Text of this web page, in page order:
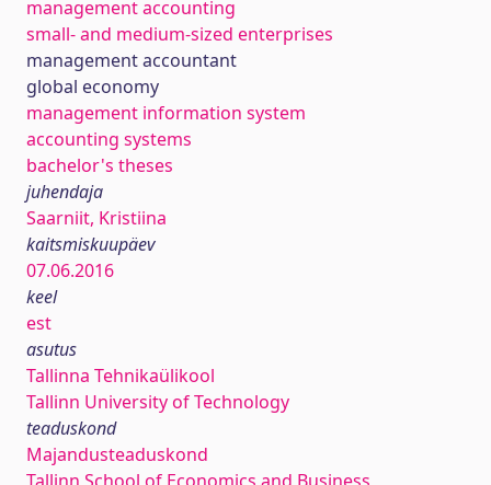
management accounting
small- and medium-sized enterprises
management accountant
global economy
management information system
accounting systems
bachelor's theses
juhendaja
Saarniit, Kristiina
kaitsmiskuupäev
07.06.2016
keel
est
asutus
Tallinna Tehnikaülikool
Tallinn University of Technology
teaduskond
Majandusteaduskond